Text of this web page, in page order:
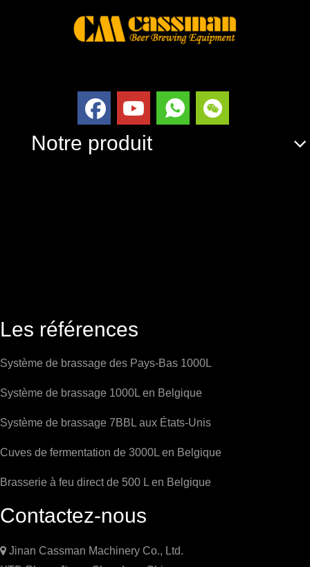
Notre produit
Les références
Système de brassage des Pays-Bas 1000L
Système de brassage 1000L en Belgique
Système de brassage 7BBL aux États-Unis
Cuves de fermentation de 3000L en Belgique
Brasserie à feu direct de 500 L en Belgique
Contactez-nous
 Jinan Cassman Machinery Co., Ltd.